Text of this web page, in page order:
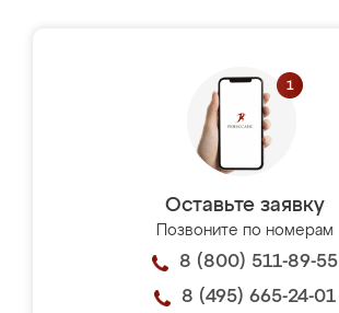
Оставьте заявку
Позвоните по номерам
8 (800) 511-89-55
8 (495) 665-24-01